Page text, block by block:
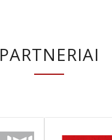
PARTNERIAI